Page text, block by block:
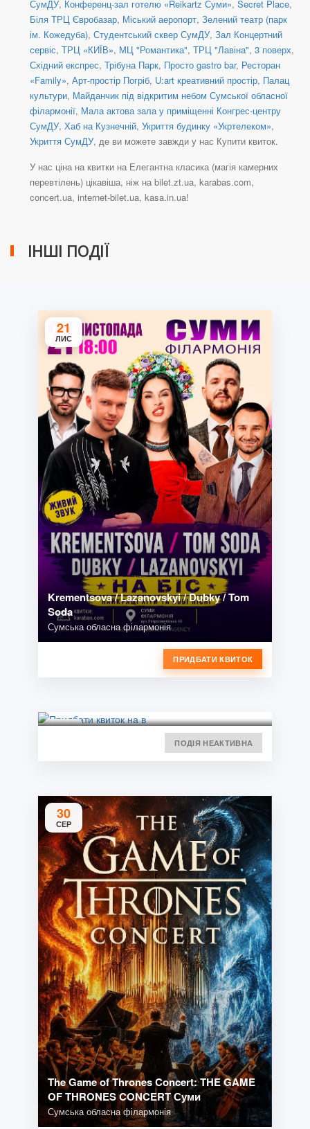
СумДУ, Конференц-зал готелю «Reikartz Суми», Secret Place,
Біля ТРЦ Євробазар, Міський аеропорт, Зелений театр (парк
ім. Кожедуба), Студентський сквер СумДУ, Зал Концертний
сервіс, ТРЦ «КИЇВ», МЦ "Романтика", ТРЦ "Лавіна", 3 поверх,
Східний експрес, Трібуна Парк, Просто gastro bar, Ресторан
«Family», Арт-простір Погріб, U:art креативний простір, Палац
культури, Майданчик під відкритим небом Сумської обласної
філармонії, Мала актова зала у приміщенні Конгрес-центру
СумДУ, Хаб на Кузнечній, Укриття будинку «Укртелеком»,
Укриття СумДУ, де ви можете завжди у нас Купити квиток.
У нас ціна на квитки на Елегантна класика (магія камерних
перевтілень) цікавіша, ніж на bilet.zt.ua, karabas.com,
concert.ua, internet-bilet.ua, kasa.in.ua!
ІНШІ ПОДІЇ
21
ЛИС
Krementsova / Lazanovskyi / Dubky / Tom
Soda
Сумська обласна філармонія
ПРИДБАТИ КВИТОК
ПОДІЯ НЕАКТИВНА
30
СЕР
The Game of Thrones Concert: THE GAME
OF THRONES CONCERT Суми
Сумська обласна філармонія